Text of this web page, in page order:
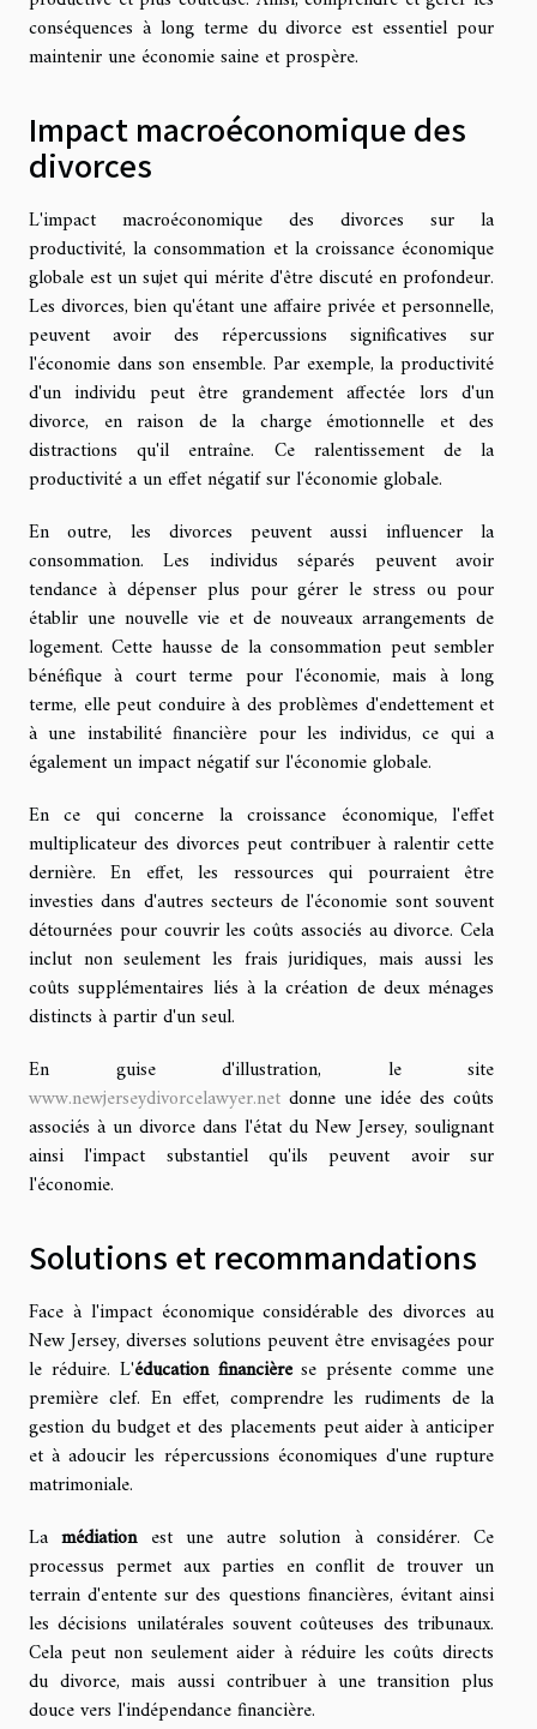
conséquences à long terme du divorce est essentiel pour
maintenir une économie saine et prospère.
Impact macroéconomique des
divorces
L'impact macroéconomique des divorces sur la
productivité, la consommation et la croissance économique
globale est un sujet qui mérite d'être discuté en profondeur.
Les divorces, bien qu'étant une affaire privée et personnelle,
peuvent avoir des répercussions significatives sur
l'économie dans son ensemble. Par exemple, la productivité
d'un individu peut être grandement affectée lors d'un
divorce, en raison de la charge émotionnelle et des
distractions qu'il entraîne. Ce ralentissement de la
productivité a un effet négatif sur l'économie globale.
En outre, les divorces peuvent aussi influencer la
consommation. Les individus séparés peuvent avoir
tendance à dépenser plus pour gérer le stress ou pour
établir une nouvelle vie et de nouveaux arrangements de
logement. Cette hausse de la consommation peut sembler
bénéfique à court terme pour l'économie, mais à long
terme, elle peut conduire à des problèmes d'endettement et
à une instabilité financière pour les individus, ce qui a
également un impact négatif sur l'économie globale.
En ce qui concerne la croissance économique, l'effet
multiplicateur des divorces peut contribuer à ralentir cette
dernière. En effet, les ressources qui pourraient être
investies dans d'autres secteurs de l'économie sont souvent
détournées pour couvrir les coûts associés au divorce. Cela
inclut non seulement les frais juridiques, mais aussi les
coûts supplémentaires liés à la création de deux ménages
distincts à partir d'un seul.
En guise d'illustration, le site
www.newjerseydivorcelawyer.net donne une idée des coûts
associés à un divorce dans l'état du New Jersey, soulignant
ainsi l'impact substantiel qu'ils peuvent avoir sur
l'économie.
Solutions et recommandations
Face à l'impact économique considérable des divorces au
New Jersey, diverses solutions peuvent être envisagées pour
le réduire. L'éducation financièrese présente comme une
première clef. En effet, comprendre les rudiments de la
gestion du budget et des placements peut aider à anticiper
et à adoucir les répercussions économiques d'une rupture
matrimoniale.
Lamédiationest une autre solution à considérer. Ce
processus permet aux parties en conflit de trouver un
terrain d'entente sur des questions financières, évitant ainsi
les décisions unilatérales souvent coûteuses des tribunaux.
Cela peut non seulement aider à réduire les coûts directs
du divorce, mais aussi contribuer à une transition plus
douce vers l'indépendance financière.